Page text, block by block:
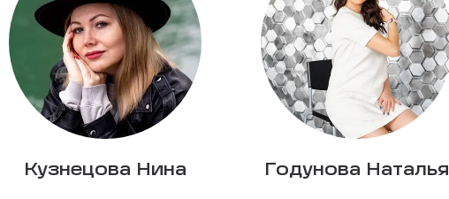
Кузнецова Нина Годунова Наталья